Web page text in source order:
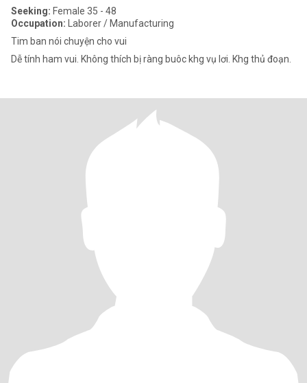
Seeking: Female 35 - 48
Occupation: Laborer / Manufacturing
Tim ban nói chuyện cho vui
Dễ tính ham vui. Không thích bị ràng buôc khg vụ lơi. Khg thủ đoạn.